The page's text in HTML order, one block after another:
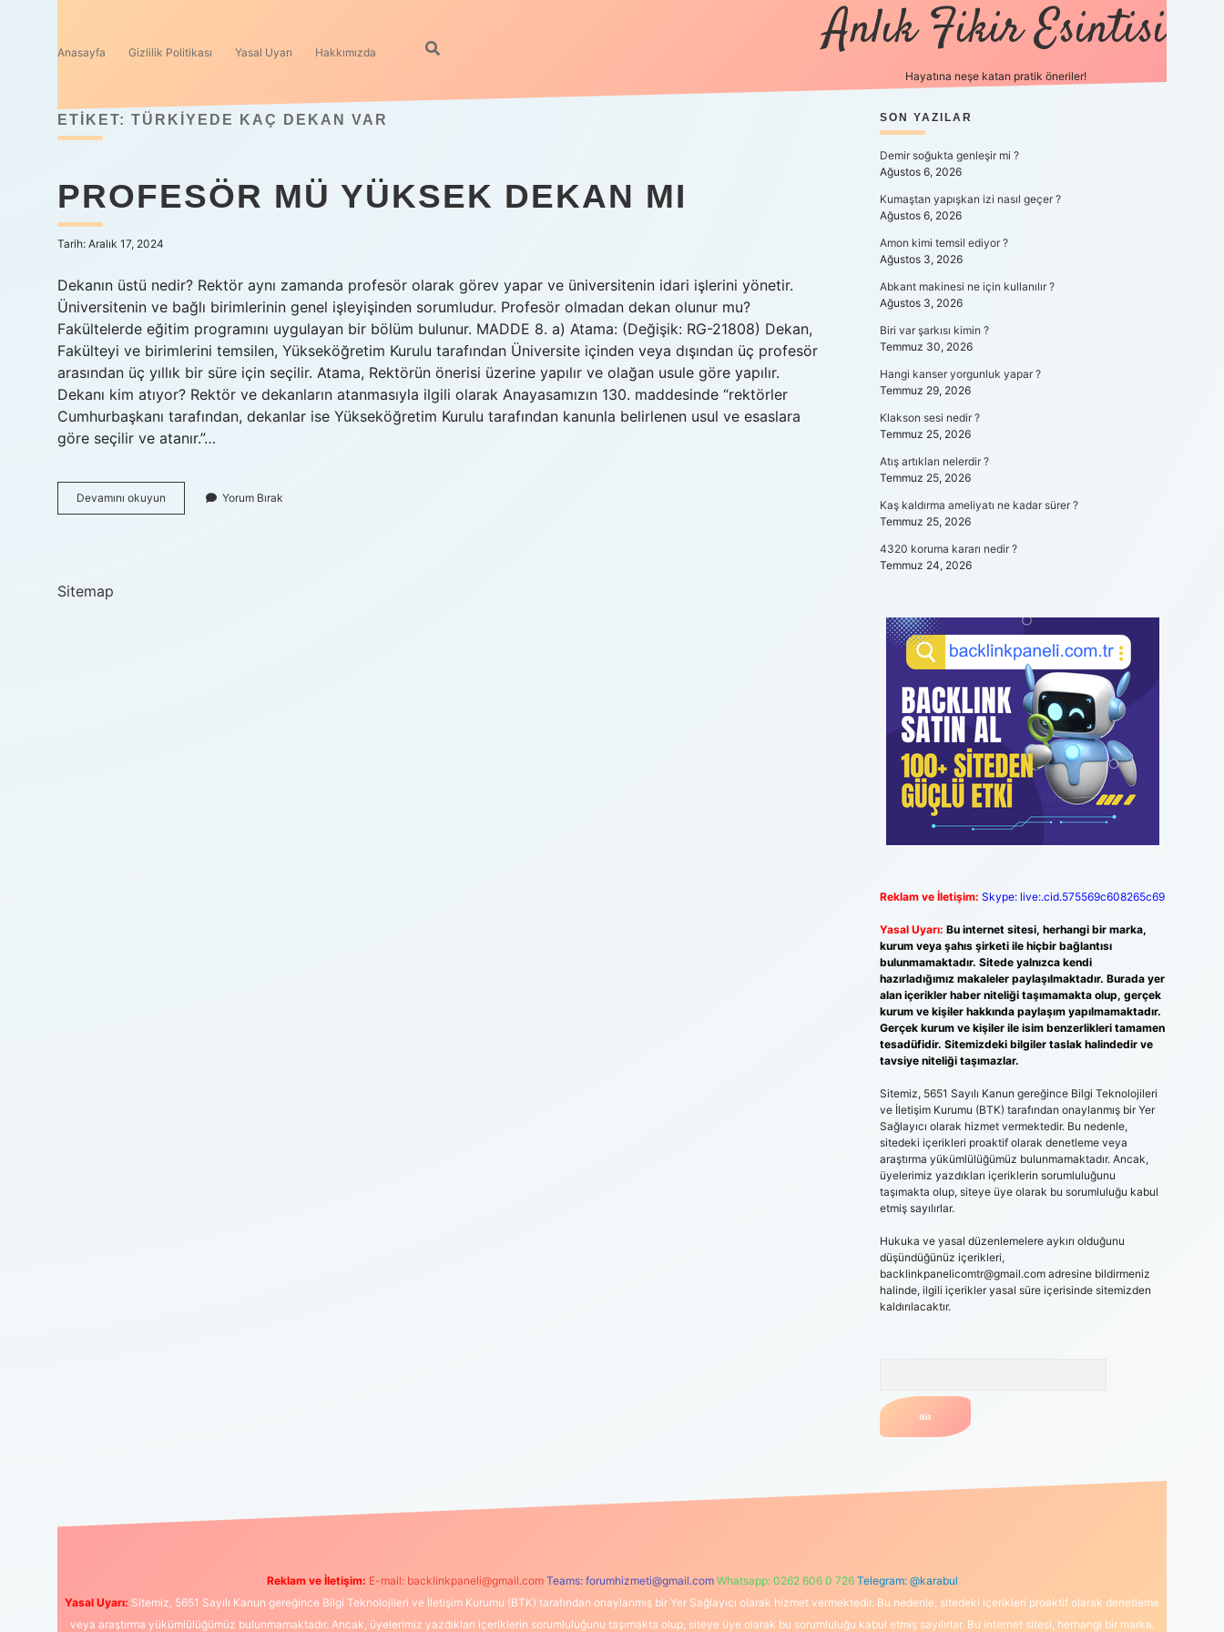
Anasayfa Gizlilik Politikası Yasal Uyarı Hakkımızda Anlık Fikir Esintisi
Hayatına neşe katan pratik öneriler!
ETIKET: TÜRKIYEDE KAÇ DEKAN VAR
PROFESÖR MÜ YÜKSEK DEKAN MI
Tarih: Aralık 17, 2024
Dekanın üstü nedir? Rektör aynı zamanda profesör olarak görev yapar ve üniversitenin idari işlerini yönetir.
Üniversitenin ve bağlı birimlerinin genel işleyişinden sorumludur. Profesör olmadan dekan olunur mu?
Fakültelerde eğitim programını uygulayan bir bölüm bulunur. MADDE 8. a) Atama: (Değişik: RG-21808) Dekan,
Fakülteyi ve birimlerini temsilen, Yükseköğretim Kurulu tarafından Üniversite içinden veya dışından üç profesör
arasından üç yıllık bir süre için seçilir. Atama, Rektörün önerisi üzerine yapılır ve olağan usule göre yapılır.
Dekanı kim atıyor? Rektör ve dekanların atanmasıyla ilgili olarak Anayasamızın 130. maddesinde “rektörler
Cumhurbaşkanı tarafından, dekanlar ise Yükseköğretim Kurulu tarafından kanunla belirlenen usul ve esaslara
göre seçilir ve atanır.”…
Devamını okuyun Profesör
Mü
Yorum Bırak
Sitemap
SIDEBAR
SON YAZILAR
Demir soğukta genleşir mi ?
Ağustos 6, 2026
Kumaştan yapışkan izi nasıl geçer ?
Ağustos 6, 2026
Amon kimi temsil ediyor ?
Ağustos 3, 2026
Abkant makinesi ne için kullanılır ?
Ağustos 3, 2026
Biri var şarkısı kimin ?
Temmuz 30, 2026
Hangi kanser yorgunluk yapar ?
Temmuz 29, 2026
Klakson sesi nedir ?
Temmuz 25, 2026
Atış artıkları nelerdir ?
Temmuz 25, 2026
Kaş kaldırma ameliyatı ne kadar sürer ?
Temmuz 25, 2026
4320 koruma kararı nedir ?
Temmuz 24, 2026
Reklam ve İletişim: Skype: live:.cid.575569c608265c69
Yasal Uyarı: Bu internet sitesi, herhangi bir marka,
kurum veya şahıs şirketi ile hiçbir bağlantısı
bulunmamaktadır. Sitede yalnızca kendi
hazırladığımız makaleler paylaşılmaktadır. Burada yer
alan içerikler haber niteliği taşımamakta olup, gerçek
kurum ve kişiler hakkında paylaşım yapılmamaktadır.
Gerçek kurum ve kişiler ile isim benzerlikleri tamamen
tesadüfidir. Sitemizdeki bilgiler taslak halindedir ve
tavsiye niteliği taşımazlar.
Sitemiz, 5651 Sayılı Kanun gereğince Bilgi Teknolojileri
ve İletişim Kurumu (BTK) tarafından onaylanmış bir Yer
Sağlayıcı olarak hizmet vermektedir. Bu nedenle,
sitedeki içerikleri proaktif olarak denetleme veya
araştırma yükümlülüğümüz bulunmamaktadır. Ancak,
üyelerimiz yazdıkları içeriklerin sorumluluğunu
taşımakta olup, siteye üye olarak bu sorumluluğu kabul
etmiş sayılırlar.
Hukuka ve yasal düzenlemelere aykırı olduğunu
düşündüğünüz içerikleri,
backlinkpanelicomtr@gmail.comadresine bildirmeniz
halinde, ilgili içerikler yasal süre içerisinde sitemizden
kaldırılacaktır.
Reklam ve İletişim: E-mail: backlinkpaneli@gmail.com Teams: forumhizmeti@gmail.com Whatsapp: 0262 606 0 726 Telegram: @karabul
Yasal Uyarı: Sitemiz, 5651 Sayılı Kanun gereğince Bilgi Teknolojileri ve İletişim Kurumu (BTK) tarafından onaylanmış bir Yer Sağlayıcı olarak hizmet vermektedir. Bu nedenle, sitedeki içerikleri proaktif olarak denetleme
veya araştırma yükümlülüğümüz bulunmamaktadır. Ancak, üyelerimiz yazdıkları içeriklerin sorumluluğunu taşımakta olup, siteye üye olarak bu sorumluluğu kabul etmiş sayılırlar. Bu internet sitesi, herhangi bir marka,